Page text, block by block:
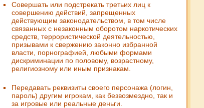
Совершать или подстрекать третьих лиц к
совершению действий, запрещенных
действующим законодательством, в том числе
связанных с незаконным оборотом наркотических
средств, террористической деятельностью,
призывами к свержению законно избранной
власти, порнографией, любыми формами
дискриминации по половому, возрастному,
религиозному или иным признакам.
Передавать реквизиты своего персонажа (логин,
пароль) другим игрокам, как безвозмездно, так и
за игровые или реальные деньги.